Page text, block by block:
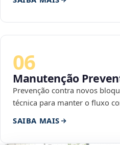
06
Manutenção
Prevenção contra novos
técnica para manter o fluxo
SAIBA MAIS